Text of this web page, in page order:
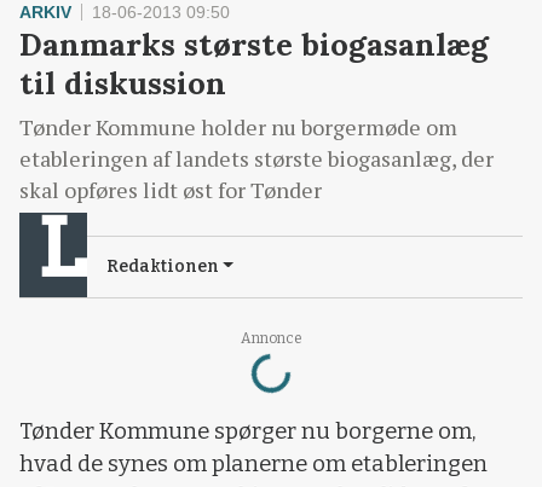
Annonce
Loading...
ARKIV 18-06-2013 09:50
Danmarks største biogasanlæg
til diskussion
Tønder Kommune holder nu borgermøde om
etableringen af landets største biogasanlæg, der
skal opføres lidt øst for Tønder
Redaktionen
Tønder Kommune spørger nu borgerne om,
hvad de synes om planerne om etableringen